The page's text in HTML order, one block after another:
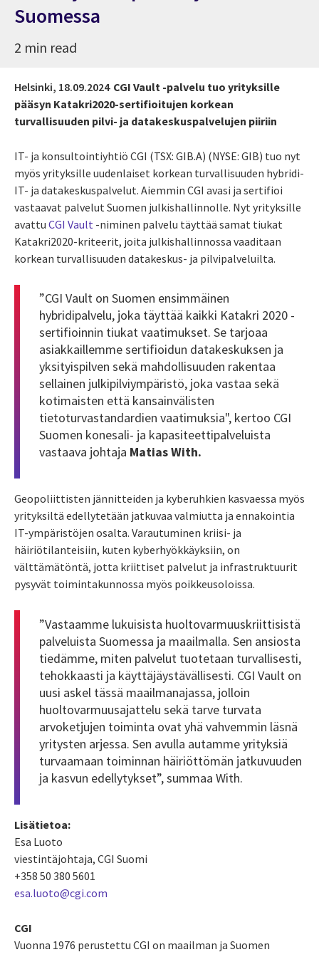
Suomessa
2 min read
Helsinki, 18.09.2024 CGI Vault -palvelu tuo yrityksille
pääsyn Katakri2020-sertifioitujen korkean
turvallisuuden pilvi- ja datakeskuspalvelujen piiriin
IT- ja konsultointiyhtiö CGI (TSX: GIB.A) (NYSE: GIB) tuo nyt
myös yrityksille uudenlaiset korkean turvallisuuden hybridi-
IT- ja datakeskuspalvelut. Aiemmin CGI avasi ja sertifioi
vastaavat palvelut Suomen julkishallinnolle. Nyt yrityksille
avattu CGI Vault -niminen palvelu täyttää samat tiukat
Katakri2020-kriteerit, joita julkishallinnossa vaaditaan
korkean turvallisuuden datakeskus- ja pilvipalveluilta.
”CGI Vault on Suomen ensimmäinen
hybridipalvelu, joka täyttää kaikki Katakri 2020 -
sertifioinnin tiukat vaatimukset. Se tarjoaa
asiakkaillemme sertifioidun datakeskuksen ja
yksityispilven sekä mahdollisuuden rakentaa
sellainen julkipilviympäristö, joka vastaa sekä
kotimaisten että kansainvälisten
tietoturvastandardien vaatimuksia", kertoo CGI
Suomen konesali- ja kapasiteettipalveluista
vastaava johtaja Matias With.
Geopoliittisten jännitteiden ja kyberuhkien kasvaessa myös
yrityksiltä edellytetään jatkuvaa valmiutta ja ennakointia
IT-ympäristöjen osalta. Varautuminen kriisi- ja
häiriötilanteisiin, kuten kyberhyökkäyksiin, on
välttämätöntä, jotta kriittiset palvelut ja infrastruktuurit
pysyvät toimintakunnossa myös poikkeusoloissa.
”Vastaamme lukuisista huoltovarmuuskriittisistä
palveluista Suomessa ja maailmalla. Sen ansiosta
tiedämme, miten palvelut tuotetaan turvallisesti,
tehokkaasti ja käyttäjäystävällisesti. CGI Vault on
uusi askel tässä maailmanajassa, jolloin
huoltovarmuusajattelu sekä tarve turvata
arvoketjujen toiminta ovat yhä vahvemmin läsnä
yritysten arjessa. Sen avulla autamme yrityksiä
turvaamaan toiminnan häiriöttömän jatkuvuuden
ja kasvun edellytykset”, summaa With.
Lisätietoa:
Esa Luoto
viestintäjohtaja, CGI Suomi
+358 50 380 5601
esa.luoto@cgi.com
CGI
Vuonna 1976 perustettu CGI on maailman ja Suomen